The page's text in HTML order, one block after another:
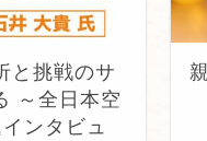
と挑戦のサ
～全日本空
ンタビュ